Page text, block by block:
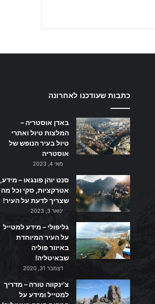
כתבות שעודכנו לאחרונה
באדן אוסטריה –
המלצות טיול ואתרי
טיול בעיר הנופש של
אוסטריה
מאי 4, 2023
סנט יוהן פונגאו – מידע,
אטרקציות, סקי וכל מה
שצריך לדעת על העיר!
ינואר 3, 2023
גליפולי – מידע למטייל
על העיר המיוחדת
באיזור פוליה
שבאיטליה!
דצמבר 31, 2020
צ'ינקווה טורה – מדריך
למטייל ומידע על